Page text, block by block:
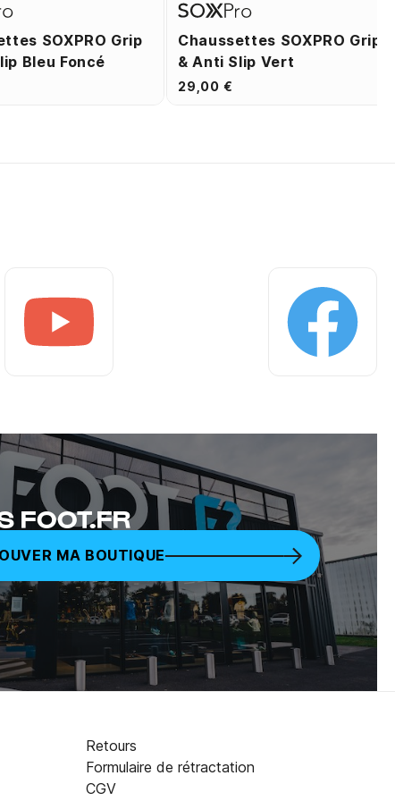
SOXPRO Grip
Bleu Foncé
Chaussettes SOXPRO Grip
& Anti Slip Vert
29,00 €
FOOT.FR
MA BOUTIQUE
Retours
Formulaire de rétractation
CGV